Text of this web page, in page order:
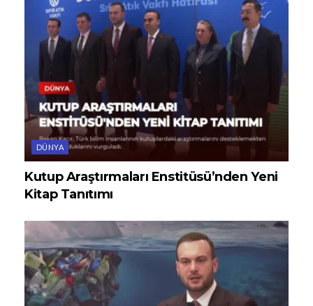
DÜNYA
Kutup Araştırmaları Enstitüsü’nden Yeni
Kitap Tanıtımı